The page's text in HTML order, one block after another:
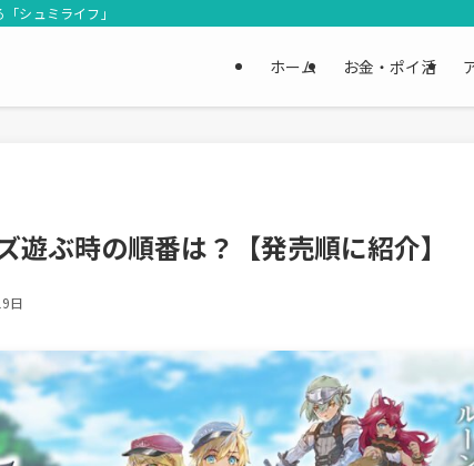
シュミライフ」
ホーム お金・ポイ活
遊ぶ時の順番は？【発売順に紹介】
日